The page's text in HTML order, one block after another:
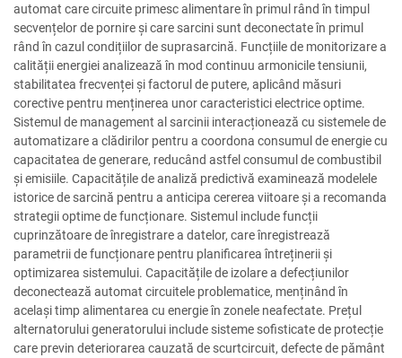
automat care circuite primesc alimentare în primul rând în timpul
secvențelor de pornire și care sarcini sunt deconectate în primul
rând în cazul condițiilor de suprasarcină. Funcțiile de monitorizare a
calității energiei analizează în mod continuu armonicile tensiunii,
stabilitatea frecvenței și factorul de putere, aplicând măsuri
corective pentru menținerea unor caracteristici electrice optime.
Sistemul de management al sarcinii interacționează cu sistemele de
automatizare a clădirilor pentru a coordona consumul de energie cu
capacitatea de generare, reducând astfel consumul de combustibil
și emisiile. Capacitățile de analiză predictivă examinează modelele
istorice de sarcină pentru a anticipa cererea viitoare și a recomanda
strategii optime de funcționare. Sistemul include funcții
cuprinzătoare de înregistrare a datelor, care înregistrează
parametrii de funcționare pentru planificarea întreținerii și
optimizarea sistemului. Capacitățile de izolare a defecțiunilor
deconectează automat circuitele problematice, menținând în
același timp alimentarea cu energie în zonele neafectate. Prețul
alternatorului generatorului include sisteme sofisticate de protecție
care previn deteriorarea cauzată de scurtcircuit, defecte de pământ